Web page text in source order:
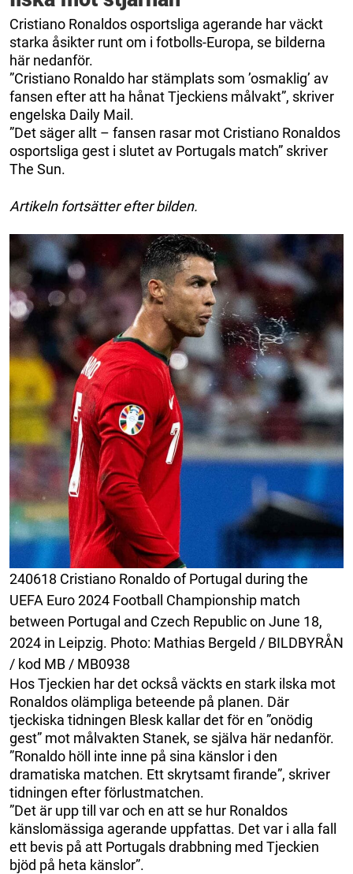
Cristiano Ronaldos osportsliga agerande har väckt
starka åsikter runt om i fotbolls-Europa, se bilderna
här nedanför.
”Cristiano Ronaldo har stämplats som ’osmaklig’ av
fansen efter att ha hånat Tjeckiens målvakt”, skriver
engelska Daily Mail.
”Det säger allt – fansen rasar mot Cristiano Ronaldos
osportsliga gest i slutet av Portugals match” skriver
The Sun.
Artikeln fortsätter efter bilden.
240618 Cristiano Ronaldo of Portugal during the
UEFA Euro 2024 Football Championship match
between Portugal and Czech Republic on June 18,
2024 in Leipzig. Photo: Mathias Bergeld / BILDBYRÅN
/ kod MB / MB0938
Hos Tjeckien har det också väckts en stark ilska mot
Ronaldos olämpliga beteende på planen. Där
tjeckiska tidningen Blesk kallar det för en ”onödig
gest” mot målvakten Stanek, se själva här nedanför.
”Ronaldo höll inte inne på sina känslor i den
dramatiska matchen. Ett skrytsamt firande”, skriver
tidningen efter förlustmatchen.
”Det är upp till var och en att se hur Ronaldos
känslomässiga agerande uppfattas. Det var i alla fall
ett bevis på att Portugals drabbning med Tjeckien
bjöd på heta känslor”.